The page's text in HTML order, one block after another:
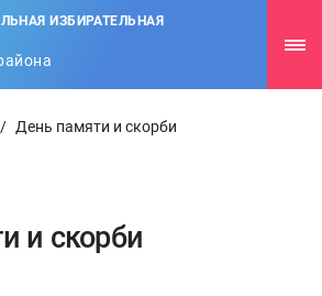
ИЗБИРАТЕЛЬНАЯ
/ День памяти и скорби
и скорби